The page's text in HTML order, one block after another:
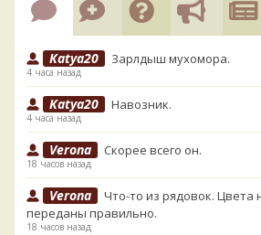
Katya20 Зарлдыш мухомора.
4 часа назад
Katya20 Навозник.
4 часа назад
Verona Скорее всего он.
18 часов назад
Verona
Что-то из рядовок. Цвета
переданы правильно.
18 часов назад